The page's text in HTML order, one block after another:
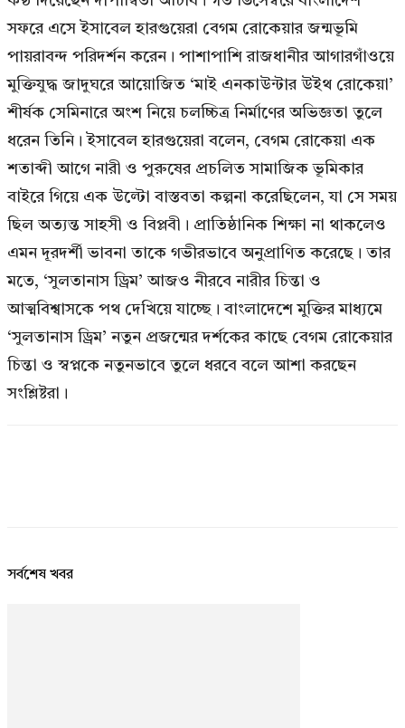
সফরে এসে ইসাবেল হারগুয়েরা বেগম রোকেয়ার জন্মভূমি
পায়রাবন্দ পরিদর্শন করেন। পাশাপাশি রাজধানীর আগারগাঁওয়ে
মুক্তিযুদ্ধ জাদুঘরে আয়োজিত ‘মাই এনকাউন্টার উইথ রোকেয়া’
শীর্ষক সেমিনারে অংশ নিয়ে চলচ্চিত্র নির্মাণের অভিজ্ঞতা তুলে
ধরেন তিনি। ইসাবেল হারগুয়েরা বলেন, বেগম রোকেয়া এক
শতাব্দী আগে নারী ও পুরুষের প্রচলিত সামাজিক ভূমিকার
বাইরে গিয়ে এক উল্টো বাস্তবতা কল্পনা করেছিলেন, যা সে সময়
ছিল অত্যন্ত সাহসী ও বিপ্লবী। প্রাতিষ্ঠানিক শিক্ষা না থাকলেও
এমন দূরদর্শী ভাবনা তাকে গভীরভাবে অনুপ্রাণিত করেছে। তার
মতে, ‘সুলতানাস ড্রিম’ আজও নীরবে নারীর চিন্তা ও
আত্মবিশ্বাসকে পথ দেখিয়ে যাচ্ছে। বাংলাদেশে মুক্তির মাধ্যমে
‘সুলতানাস ড্রিম’ নতুন প্রজন্মের দর্শকের কাছে বেগম রোকেয়ার
চিন্তা ও স্বপ্নকে নতুনভাবে তুলে ধরবে বলে আশা করছেন
সংশ্লিষ্টরা।
সর্বশেষ খবর